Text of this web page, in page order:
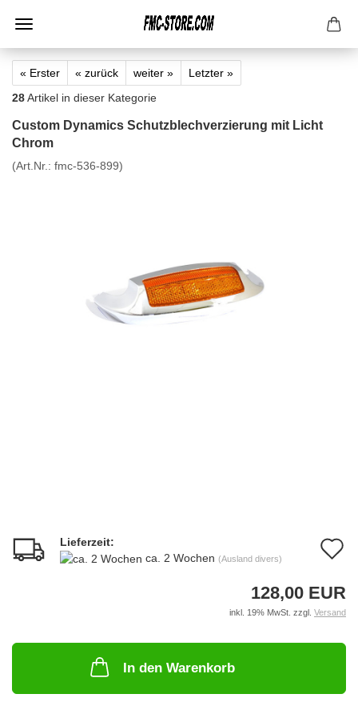
« Erster « zurück weiter »
Letzter »
28Artikel in dieser Kategorie
Custom Dynamics Schutzblechverzierung mit Licht
Chrom
(Art.Nr.: fmc-536-899)
Lieferzeit:
ca. 2 Wochen (Ausland divers)
128,00 EUR
inkl. 19% MwSt. zzgl. Versand
In den Warenkorb